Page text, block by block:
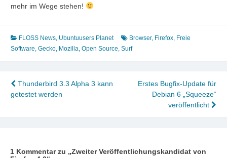
mehr im Wege stehen!
FLOSS News Ubuntuusers Planet Browser, Firefox Freie
Software Gecko Mozilla Open Source Surf
Beitragsnavigation
Thunderbird 3.3 Alpha 3 kann
getestet werden
Erstes Bugfix-Update für
Debian 6 „Squeeze“
veröffentlicht
1 Kommentar zu „Zweiter Veröffentlichungskandidat von